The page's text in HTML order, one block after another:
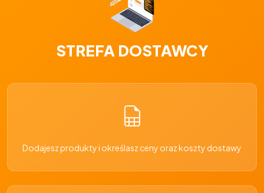
STREFA DOSTAWCY
Dodajesz produkty i określasz ceny oraz koszty dostawy